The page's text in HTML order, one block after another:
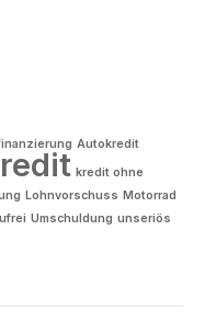
Autokredit
kredit ohne
Lohnvorschuss Motorrad
Umschuldung unseriös